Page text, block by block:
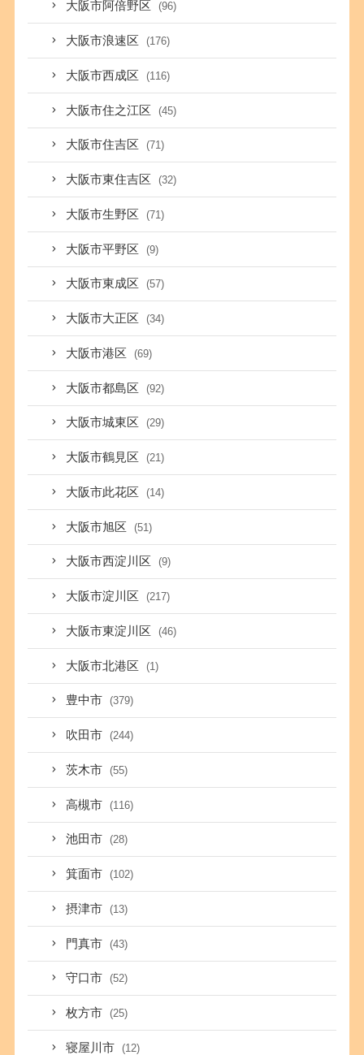
大阪市阿倍野区 (96)
大阪市浪速区 (176)
大阪市西成区 (116)
大阪市住之江区 (45)
大阪市住吉区 (71)
大阪市東住吉区 (32)
大阪市生野区 (71)
大阪市平野区 (9)
大阪市東成区 (57)
大阪市大正区 (34)
大阪市港区 (69)
大阪市都島区 (92)
大阪市城東区 (29)
大阪市鶴見区 (21)
大阪市此花区 (14)
大阪市旭区 (51)
大阪市西淀川区 (9)
大阪市淀川区 (217)
大阪市東淀川区 (46)
大阪市北港区 (1)
豊中市 (379)
吹田市 (244)
茨木市 (55)
高槻市 (116)
池田市 (28)
箕面市 (102)
摂津市 (13)
門真市 (43)
守口市 (52)
枚方市 (25)
寝屋川市 (12)